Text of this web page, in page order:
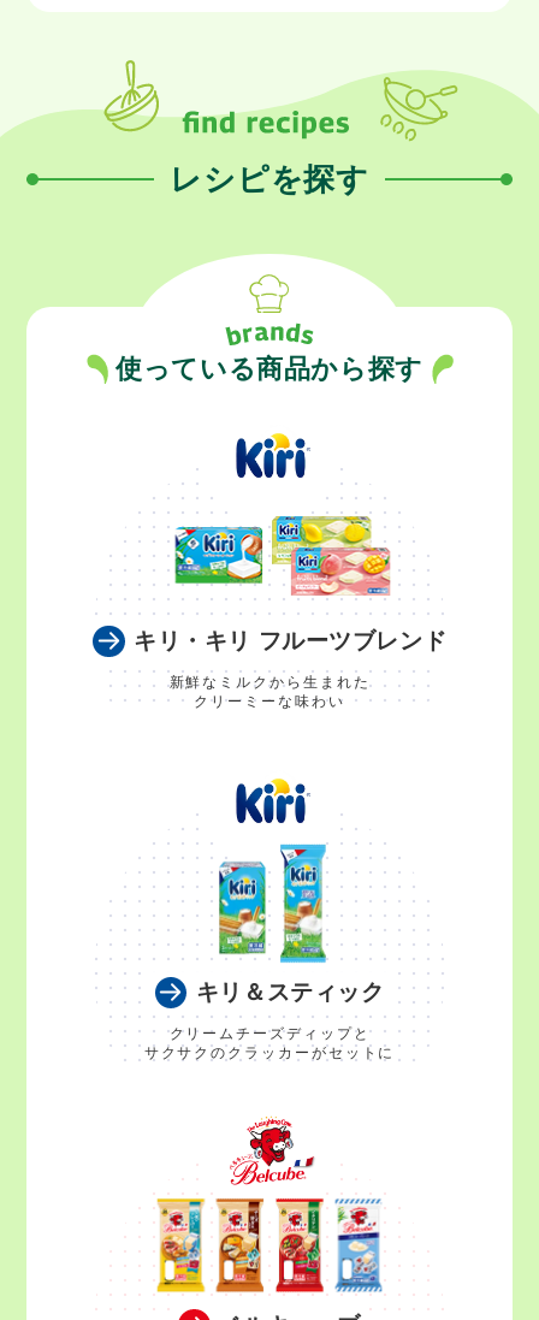
レシピを探す
使っている商品から探す
キリ・キリ フルーツブレンド
新鮮なミルクから生まれた
クリーミーな味わい
キリ＆スティック
クリームチーズディップと
サクサクのクラッカーがセットに